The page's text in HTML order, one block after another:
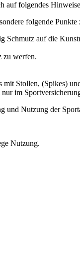
auf folgendes
folgende Punkte
auf die
zu werfen.
Stollen, (Spikes)
im
Nutzung der
Nutzung.